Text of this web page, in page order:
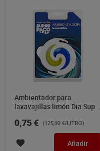
Ambientador para
lavavajillas limón Dia Super
0,75 € (125,00 €/LITRO)
Añadir